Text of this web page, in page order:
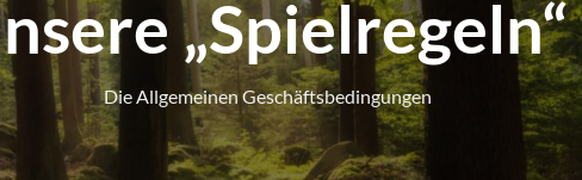
„Spielregeln“
Die Allgemeinen Geschäftsbedingungen